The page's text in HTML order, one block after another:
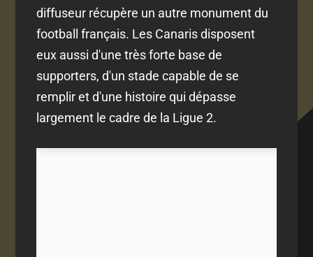
diffuseur récupère un autre monument du
football français. Les Canaris disposent
eux aussi d'une très forte base de
supporters, d'un stade capable de se
remplir et d'une histoire qui dépasse
largement le cadre de la Ligue 2.